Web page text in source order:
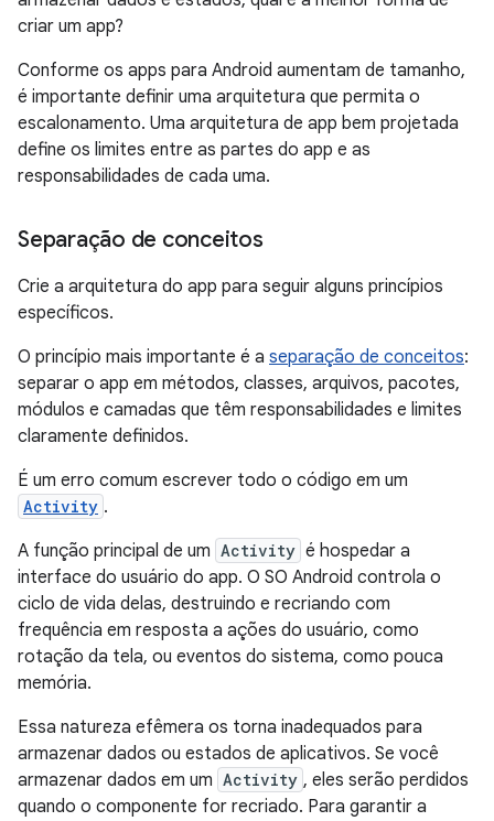
criar um app?
Conforme os apps para Android aumentam de tamanho,
é importante definir uma arquitetura que permita o
escalonamento. Uma arquitetura de app bem projetada
define os limites entre as partes do app e as
responsabilidades de cada uma.
Separação de conceitos
Crie a arquitetura do app para seguir alguns princípios
específicos.
O princípio mais importante é a separação de conceitos:
separar o app em métodos, classes, arquivos, pacotes,
módulos e camadas que têm responsabilidades e limites
claramente definidos.
É um erro comum escrever todo o código em um
Activity .
A função principal de um Activity é hospedar a
interface do usuário do app. O SO Android controla o
ciclo de vida delas, destruindo e recriando com
frequência em resposta a ações do usuário, como
rotação da tela, ou eventos do sistema, como pouca
memória.
Essa natureza efêmera os torna inadequados para
armazenar dados ou estados de aplicativos. Se você
armazenar dados em um Activity , eles serão perdidos
quando o componente for recriado. Para garantir a